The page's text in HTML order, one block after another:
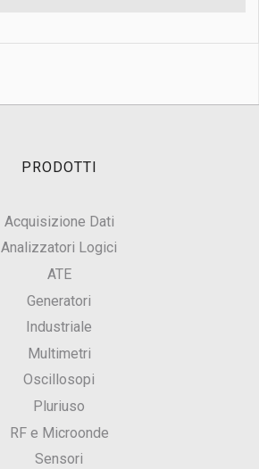
PRODOTTI
Acquisizione Dati
Analizzatori Logici
ATE
Generatori
Industriale
Multimetri
Oscillosopi
Pluriuso
RF e Microonde
Sensori